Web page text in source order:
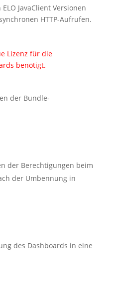
JavaClient Versionen
HTTP-Aufrufen.
Lizenz für die
benötigt.
der Bundle-
der Berechtigungen beim
der Umbennung in
des Dashboards in eine